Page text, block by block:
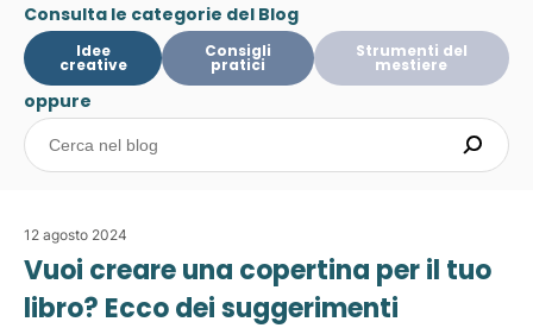
Consulta le categorie del Blog
Idee
creative
Consigli
pratici
Strumenti del
mestiere
oppure
12 agosto 2024
Vuoi creare una copertina per il tuo
libro? Ecco dei suggerimenti